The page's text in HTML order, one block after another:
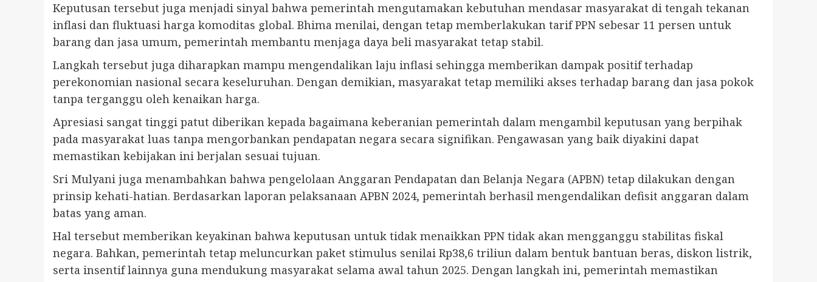
Keputusan tersebut juga menjadi sinyal bahwa pemerintah mengutamakan kebutuhan mendasar masyarakat di tengah tekanan
inflasi dan fluktuasi harga komoditas global. Bhima menilai, dengan tetap memberlakukan tarif PPN sebesar 11 persen untuk
barang dan jasa umum, pemerintah membantu menjaga daya beli masyarakat tetap stabil.
Langkah tersebut juga diharapkan mampu mengendalikan laju inflasi sehingga memberikan dampak positif terhadap
perekonomian nasional secara keseluruhan. Dengan demikian, masyarakat tetap memiliki akses terhadap barang dan jasa pokok
tanpa terganggu oleh kenaikan harga.
Apresiasi sangat tinggi patut diberikan kepada bagaimana keberanian pemerintah dalam mengambil keputusan yang berpihak
pada masyarakat luas tanpa mengorbankan pendapatan negara secara signifikan. Pengawasan yang baik diyakini dapat
memastikan kebijakan ini berjalan sesuai tujuan.
Sri Mulyani juga menambahkan bahwa pengelolaan Anggaran Pendapatan dan Belanja Negara (APBN) tetap dilakukan dengan
prinsip kehati-hatian. Berdasarkan laporan pelaksanaan APBN 2024, pemerintah berhasil mengendalikan defisit anggaran dalam
batas yang aman.
Hal tersebut memberikan keyakinan bahwa keputusan untuk tidak menaikkan PPN tidak akan mengganggu stabilitas fiskal
negara. Bahkan, pemerintah tetap meluncurkan paket stimulus senilai Rp38,6 triliun dalam bentuk bantuan beras, diskon listrik,
serta insentif lainnya guna mendukung masyarakat selama awal tahun 2025. Dengan langkah ini, pemerintah memastikan